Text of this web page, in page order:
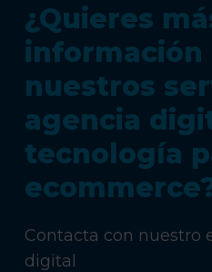
¿Quieres
información
nuestros
agencia
tecnología
Contacta con nuestro
digital